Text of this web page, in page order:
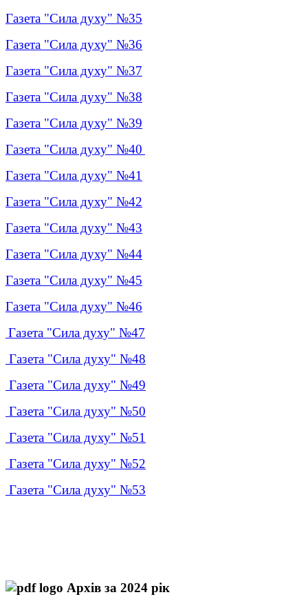
Газета "Сила духу" №35
Газета "Сила духу" №36
Газета "Сила духу" №37
Газета "Сила духу" №38
Газета "Сила духу" №39
Газета "Сила духу" №40
Газета "Сила духу" №41
Газета "Сила духу" №42
Газета "Сила духу" №43
Газета "Сила духу" №44
Газета "Сила духу" №45
Газета "Сила духу" №46
Газета "Сила духу" №47
Газета "Сила духу" №48
Газета "Сила духу" №49
Газета "Сила духу" №50
Газета "Сила духу" №51
Газета "Сила духу" №52
Газета "Сила духу" №53
Архів за 2024 рік